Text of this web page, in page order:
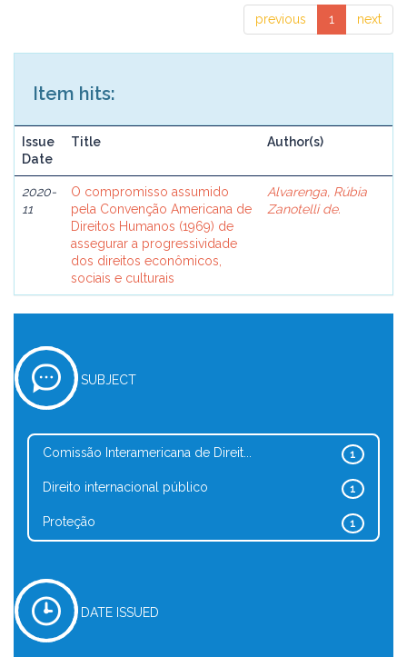
previous 1 next
Item hits:
Issue
Date
Title Author(s)
2020-
11
O compromisso assumido
pela Convenção Americana de
Direitos Humanos (1969) de
assegurar a progressividade
dos direitos econômicos,
sociais e culturais
Alvarenga, Rúbia
Zanotelli de.
SUBJECT
1
Comissão Interamericana de Direit...
1
Direito internacional público
1
Proteção
DATE ISSUED